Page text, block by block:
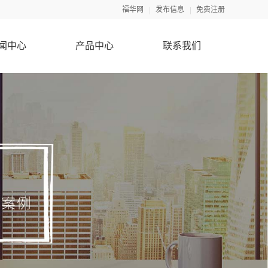
福华网 发布信息 免费注册
中心 产品中心 联系我们